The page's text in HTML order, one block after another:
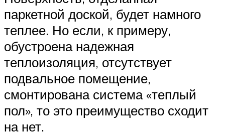
паркетной доской, будет намного
теплее. Но если, к примеру,
обустроена надежная
теплоизоляция, отсутствует
подвальное помещение,
смонтирована система «теплый
пол», то это преимущество сходит
на нет.